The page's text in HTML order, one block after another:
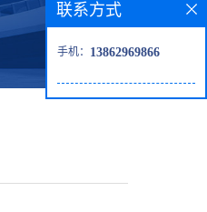
联系方式
手机： 13862969866